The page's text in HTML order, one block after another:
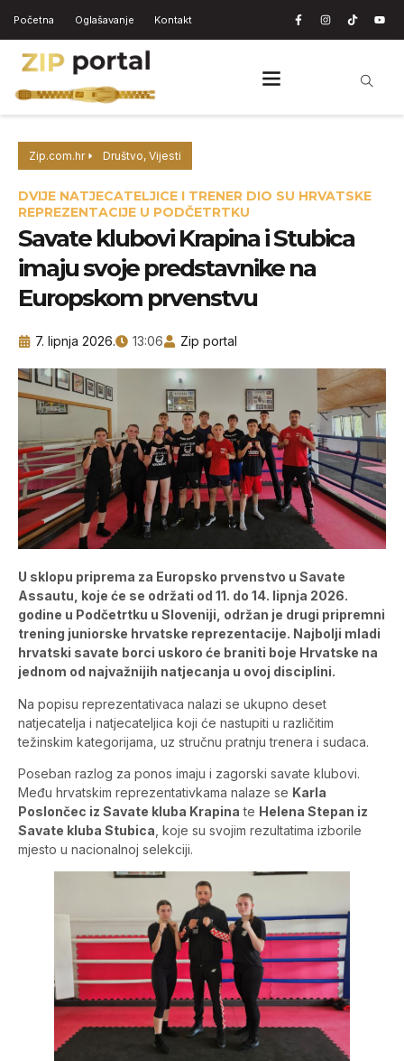
Početna Oglašavanje Kontakt
Zip.com.hr Društvo, Vijesti
DVIJE NATJECATELJICE I TRENER DIO SU HRVATSKE
REPREZENTACIJE U PODČETRTKU
Savate klubovi Krapina i Stubica
imaju svoje predstavnike na
Europskom prvenstvu
7. lipnja 2026. 13:06 Zip portal
U sklopu priprema za Europsko prvenstvo u Savate
Assautu, koje će se održati od 11. do 14. lipnja 2026.
godine u Podčetrtku u Sloveniji, održan je drugi pripremni
trening juniorske hrvatske reprezentacije. Najbolji mladi
hrvatski savate borci uskoro će braniti boje Hrvatske na
jednom od najvažnijih natjecanja u ovoj disciplini.
Na popisu reprezentativaca nalazi se ukupno deset
natjecatelja i natjecateljica koji će nastupiti u različitim
težinskim kategorijama, uz stručnu pratnju trenera i sudaca.
Poseban razlog za ponos imaju i zagorski savate klubovi.
Među hrvatskim reprezentativkama nalaze se Karla
Poslončec iz Savate kluba Krapina te Helena Stepan iz
Savate kluba Stubica , koje su svojim rezultatima izborile
mjesto u nacionalnoj selekciji.